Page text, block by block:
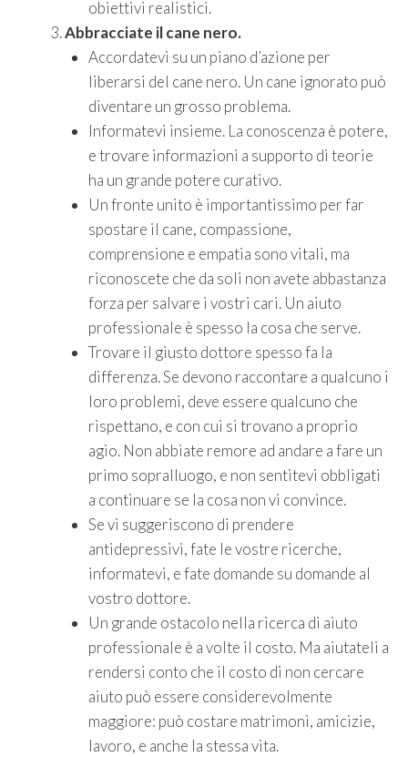
obiettivi realistici.
Abbracciate il cane nero.
Accordatevi su un piano d’azione per
liberarsi del cane nero. Un cane ignorato può
diventare un grosso problema.
Informatevi insieme. La conoscenza è potere,
e trovare informazioni a supporto di teorie
ha un grande potere curativo.
Un fronte unito è importantissimo per far
spostare il cane, compassione,
comprensione e empatia sono vitali, ma
riconoscete che da soli non avete abbastanza
forza per salvare i vostri cari. Un aiuto
professionale è spesso la cosa che serve.
Trovare il giusto dottore spesso fa la
differenza. Se devono raccontare a qualcuno i
loro problemi, deve essere qualcuno che
rispettano, e con cui si trovano a proprio
agio. Non abbiate remore ad andare a fare un
primo sopralluogo, e non sentitevi obbligati
a continuare se la cosa non vi convince.
Se vi suggeriscono di prendere
antidepressivi, fate le vostre ricerche,
informatevi, e fate domande su domande al
vostro dottore.
Un grande ostacolo nella ricerca di aiuto
professionale è a volte il costo. Ma aiutateli a
rendersi conto che il costo di non cercare
aiuto può essere considerevolmente
maggiore: può costare matrimoni, amicizie,
lavoro, e anche la stessa vita.